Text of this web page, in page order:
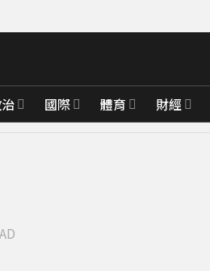
國際 體育 財經